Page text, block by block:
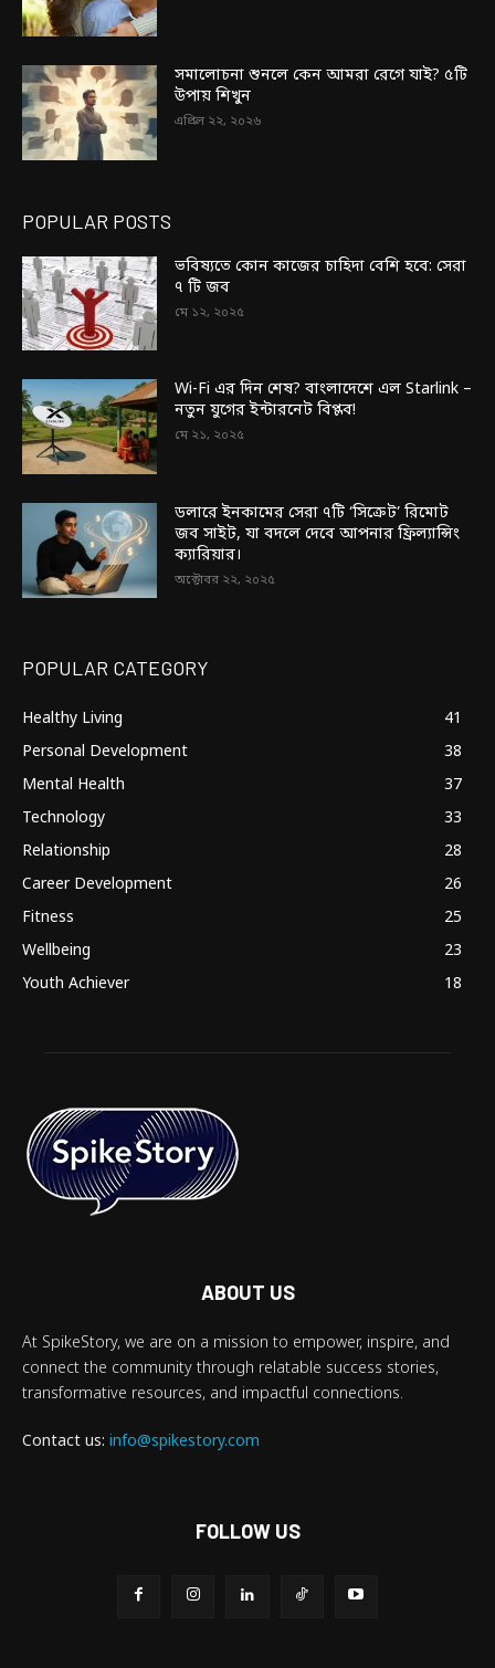
সমালোচনা শুনলে কেন আমরা রেগে যাই? ৫টি
উপায় শিখুন
এপ্রিল ২২, ২০২৬
POPULAR POSTS
ভবিষ্যতে কোন কাজের চাহিদা বেশি হবে: সেরা
৭ টি জব
মে ১২, ২০২৫
Wi-Fi এর দিন শেষ? বাংলাদেশে এল Starlink –
নতুন যুগের ইন্টারনেট বিপ্লব!
মে ২১, ২০২৫
ডলারে ইনকামের সেরা ৭টি ‘সিক্রেট’ রিমোট
জব সাইট, যা বদলে দেবে আপনার ফ্রিল্যান্সিং
ক্যারিয়ার।
অক্টোবর ২২, ২০২৫
POPULAR CATEGORY
Healthy Living
41
Personal Development
38
Mental Health
37
Technology
33
Relationship
28
Career Development
26
Fitness
25
Wellbeing
23
Youth Achiever
18
ABOUT US
At SpikeStory, we are on a mission to empower, inspire, and
connect the community through relatable success stories,
transformative resources, and impactful connections.
Contact us: info@spikestory.com
FOLLOW US